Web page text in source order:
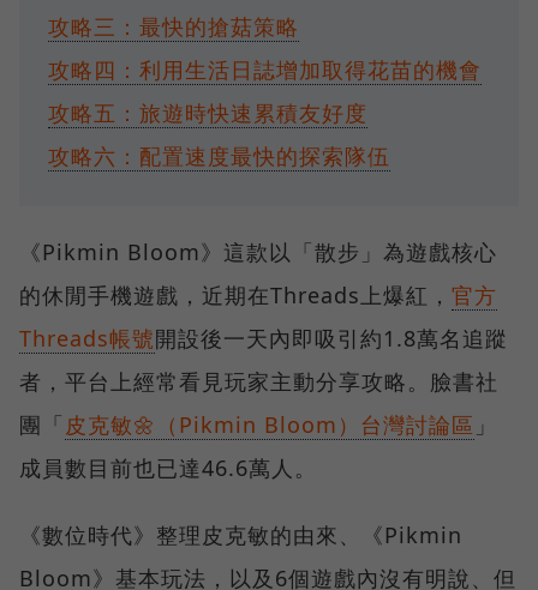
攻略三：最快的搶菇策略
攻略四：利用生活日誌增加取得花苗的機會
攻略五：旅遊時快速累積友好度
攻略六：配置速度最快的探索隊伍
《Pikmin Bloom》這款以「散步」為遊戲核心
的休閒手機遊戲，近期在Threads上爆紅， 官方
Threads帳號開設後一天內即吸引約1.8萬名追蹤
者，平台上經常看見玩家主動分享攻略。臉書社
團「 皮克敏🌼（Pikmin Bloom）台灣討論區 」
成員數目前也已達46.6萬人。
《數位時代》整理皮克敏的由來、《Pikmin
Bloom》基本玩法，以及6個遊戲內沒有明說、但